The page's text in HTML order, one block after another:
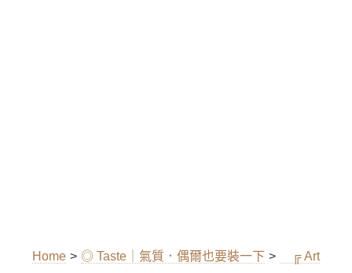
Home > ◎ Taste｜氣質．偶爾也要裝一下 >
╔ Art